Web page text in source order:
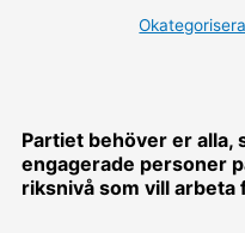
Partiet behöver er alla,
engagerade personer
riksnivå som vill